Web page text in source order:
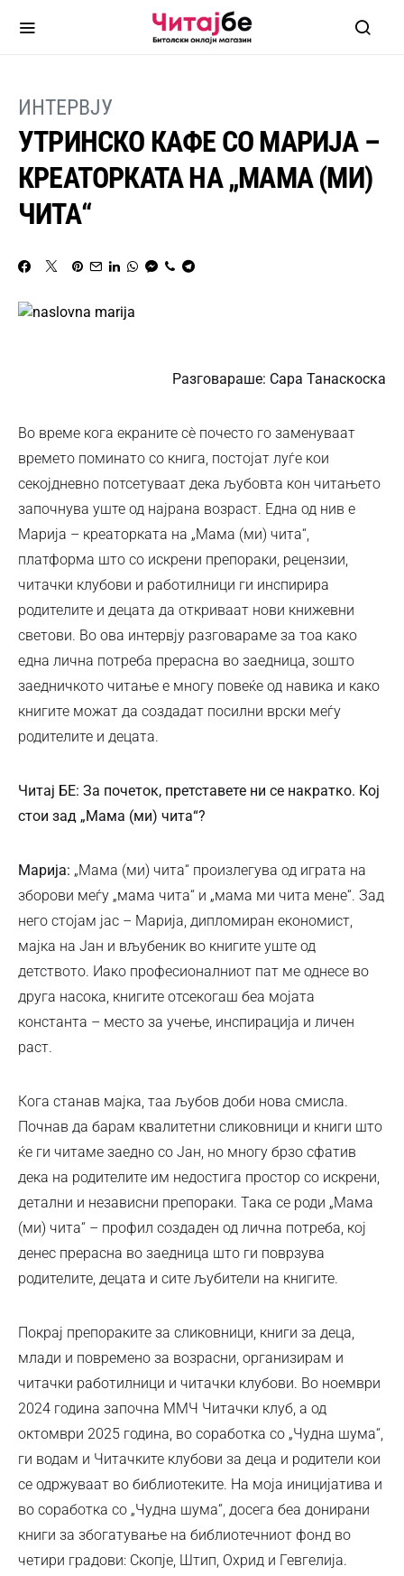
ИНТЕРВЈУ
УТРИНСКО КАФЕ СО МАРИЈА –
КРЕАТОРКАТА НА „МАМА (МИ)
ЧИТА“
Разговараше: Сара Танаскоска
Во време кога екраните сѐ почесто го заменуваат
времето поминато со книга, постојат луѓе кои
секојдневно потсетуваат дека љубовта кон читањето
започнува уште од најрана возраст. Една од нив е
Марија – креаторката на „Мама (ми) чита“,
платформа што со искрени препораки, рецензии,
читачки клубови и работилници ги инспирира
родителите и децата да откриваат нови книжевни
светови. Во ова интервју разговараме за тоа како
една лична потреба прерасна во заедница, зошто
заедничкото читање е многу повеќе од навика и како
книгите можат да создадат посилни врски меѓу
родителите и децата.
Читај БЕ: За почеток, претставете ни се накратко. Кој
стои зад „Мама (ми) чита“?
Марија: „Мама (ми) чита“ произлегува од играта на
зборови меѓу „мама чита“ и „мама ми чита мене“. Зад
него стојам јас – Марија, дипломиран економист,
мајка на Јан и вљубеник во книгите уште од
детството. Иако професионалниот пат ме однесе во
друга насока, книгите отсекогаш беа мојата
константа – место за учење, инспирација и личен
раст.
Кога станав мајка, таа љубов доби нова смисла.
Почнав да барам квалитетни сликовници и книги што
ќе ги читаме заедно со Јан, но многу брзо сфатив
дека на родителите им недостига простор со искрени,
детални и независни препораки. Така се роди „Мама
(ми) чита“ – профил создаден од лична потреба, кој
денес прерасна во заедница што ги поврзува
родителите, децата и сите љубители на книгите.
Покрај препораките за сликовници, книги за деца,
млади и повремено за возрасни, организирам и
читачки работилници и читачки клубови. Во ноември
2024 година започна ММЧ Читачки клуб, а од
октомври 2025 година, во соработка со „Чудна шума“,
ги водам и Читачките клубови за деца и родители кои
се одржуваат во библиотеките. На моја иницијатива и
во соработка со „Чудна шума“, досега беа донирани
книги за збогатување на библиотечниот фонд во
четири градови: Скопје, Штип, Охрид и Гевгелија.